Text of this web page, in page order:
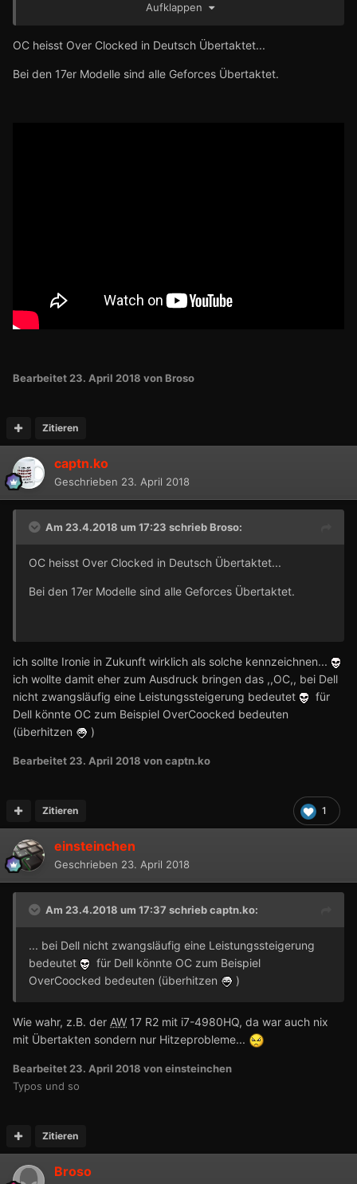
Aufklappen
OC heisst Over Clocked in Deutsch Übertaktet...
Bei den 17er Modelle sind alle Geforces Übertaktet.
Bearbeitet 23. April 2018 von Broso
Zitieren
captn.ko
Geschrieben 23. April 2018
Am 23.4.2018 um 17:23 schriebBroso:
OC heisst Over Clocked in Deutsch Übertaktet...
Bei den 17er Modelle sind alle Geforces Übertaktet.
ich sollte Ironie in Zukunft wirklich als solche kennzeichnen...
ich wollte damit eher zum Ausdruck bringen das ,,OC,, bei Dell
nicht zwangsläufig eine Leistungssteigerung bedeutet
für
Dell könnte OC zum Beispiel OverCoocked bedeuten
(überhitzen
)
Bearbeitet 23. April 2018 von captn.ko
1
Zitieren
einsteinchen
Geschrieben 23. April 2018
Am 23.4.2018 um 17:37 schriebcaptn.ko:
... bei Dell nicht zwangsläufig eine Leistungssteigerung
bedeutet
für Dell könnte OC zum Beispiel
OverCoocked bedeuten (überhitzen
)
Wie wahr, z.B. der AW 17 R2 mit i7-4980HQ, da war auch nix
mit Übertakten sondern nur Hitzeprobleme...
Bearbeitet23. April 2018 von einsteinchen
Typos und so
Zitieren
Broso